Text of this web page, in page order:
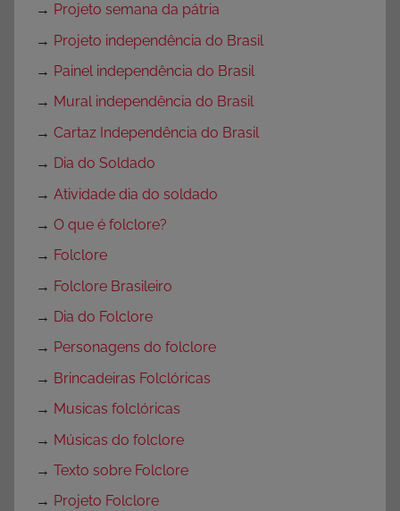
→ Projeto semana da pátria
→ Projeto independência do Brasil
→ Painel independência do Brasil
→ Mural independência do Brasil
→ Cartaz Independência do Brasil
→ Dia do Soldado
→ Atividade dia do soldado
→ O que é folclore?
→ Folclore
→ Folclore Brasileiro
→ Dia do Folclore
→ Personagens do folclore
→ Brincadeiras Folclóricas
→ Musicas folclóricas
→ Músicas do folclore
→ Texto sobre Folclore
→ Projeto Folclore